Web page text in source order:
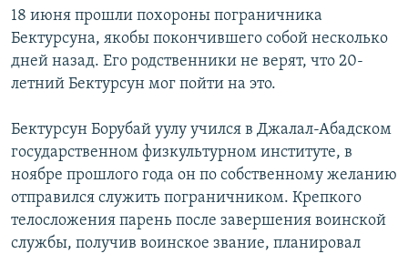
18 июня прошли похороны пограничника
Бектурсуна, якобы покончившего собой несколько
дней назад. Его родственники не верят, что 20-
летний Бектурсун мог пойти на это.
Бектурсун Борубай уулу учился в Джалал-Абадском
государственном физкультурном институте, в
ноябре прошлого года он по собственному желанию
отправился служить пограничником. Крепкого
телосложения парень после завершения воинской
службы, получив воинское звание, планировал